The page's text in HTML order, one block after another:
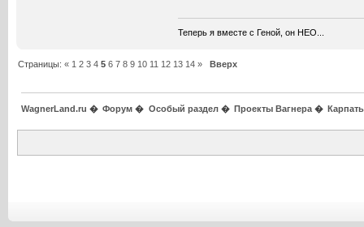
Теперь я вместе с Геной, он НЕО...
Страницы:« 1 2 3 4 5 6 7 8 9 10 11 12 13 14 » Вверх
WagnerLand.ru � Форум � Особый раздел� Проекты Вагнера �